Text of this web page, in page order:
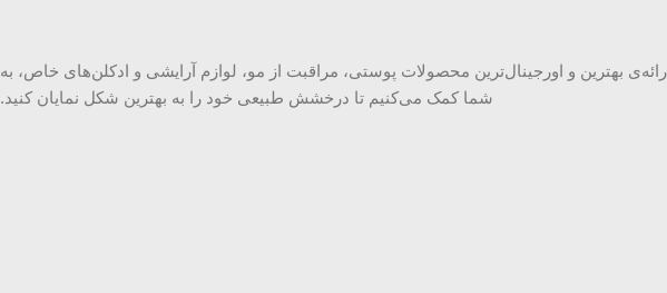
بهترین و اورجینال‌ترین محصولات پوستی، مراقبت از مو، لوازم آرایشی و ادکلن‌های خاص، به
شما کمک می‌کنیم تا درخشش طبیعی خود را به بهترین شکل نمایان کنید.